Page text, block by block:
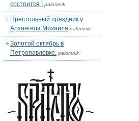
состоится ! palomnik
Престольный праздник у
Архангела Михаила palomnik
Золотой октябрь в
Петропавловке. palomnik